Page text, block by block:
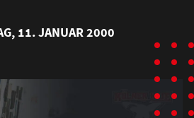
11. JANUAR 2000